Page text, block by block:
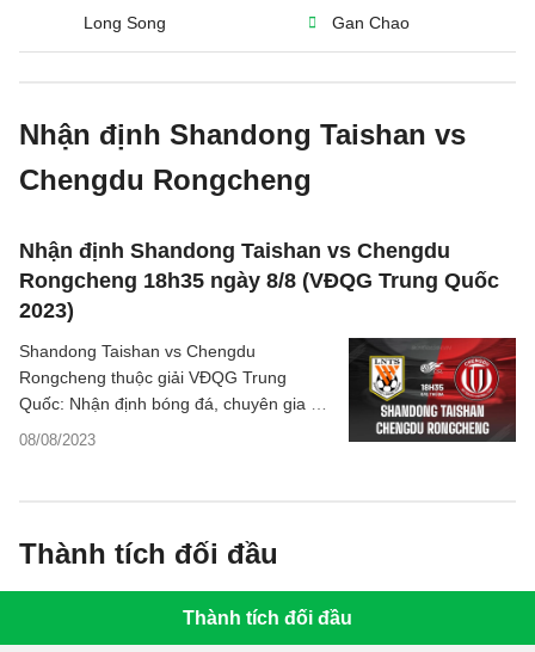
Long Song Gan Chao
Nhận định Shandong Taishan vs
Chengdu Rongcheng
Nhận định Shandong Taishan vs Chengdu
Rongcheng 18h35 ngày 8/8 (VĐQG Trung Quốc
2023)
08/08/2023
Shandong Taishan vs Chengdu
Rongcheng thuộc giải VĐQG Trung
Quốc: Nhận định bóng đá, chuyên gia dự
đoán kết quả, phân tích trận đấu, thống
Thành tích đối đầu
Thành tích đối đầu